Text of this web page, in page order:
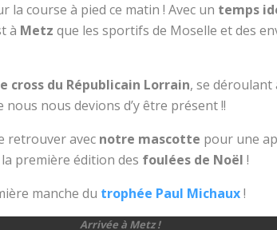
course à pied ce matin ! Avec un temps
à Metz que les sportifs de Moselle et des
cross du Républicain Lorrain, se déroulant
nous devions d’y être présent !!
retrouver avec notre mascotte pour une
première édition des foulées de Noël !
manche du trophée Paul Michaux!